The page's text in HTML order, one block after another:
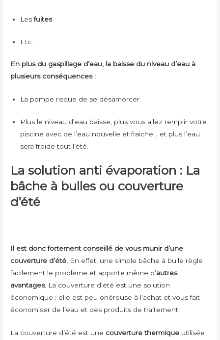
Lesfuites
Etc…
En plus du gaspillage d’eau, la baisse du niveau d’eau à
plusieurs conséquences :
La pompe risque de se désamorcer
Plus le niveau d’eau baisse, plus vous allez remplir votre
piscine avec de l’eau nouvelle et fraiche… et plus l’eau
sera froide tout l’été.
La solution anti évaporation : La
bâche à bulles ou couverture
d’été
Il est donc fortement conseillé de vous munir d’une
couverture d’été. En effet, une simple bâche à bulle règle
facilement le problème et apporte même d’autres
avantages. La couverture d’été est une solution
économique : elle est peu onéreuse à l’achat et vous fait
économiser de l’eau et des produits de traitement.
La couverture d’été est une couverture thermique utilisée